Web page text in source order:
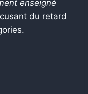
enseigné
du retard